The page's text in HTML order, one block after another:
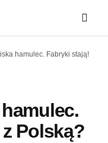
hamulec. Fabryki stają!
Polską?